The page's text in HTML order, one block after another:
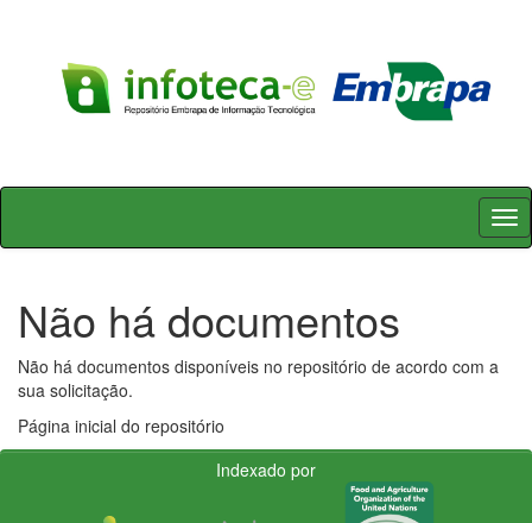
Skip
Não há documentos
Não há documentos disponíveis no repositório de acordo com a
sua solicitação.
Página inicial do repositório
Indexado por